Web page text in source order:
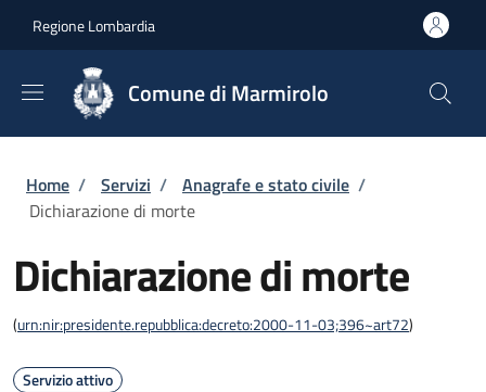
Regione Lombardia
Comune di Marmirolo
Briciole di pane
Home / Servizi / Anagrafe e stato civile /
Dichiarazione di morte
Dichiarazione di morte
(urn:nir:presidente.repubblica:decreto:2000-11-03;396~art72)
Servizio attivo